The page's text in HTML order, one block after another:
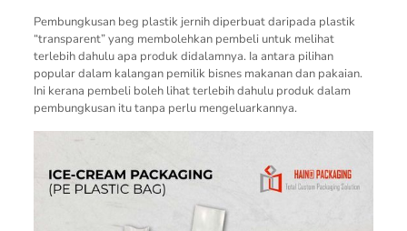
Pembungkusan beg plastik jernih diperbuat daripada plastik
“transparent” yang membolehkan pembeli untuk melihat
terlebih dahulu apa produk didalamnya. Ia antara pilihan
popular dalam kalangan pemilik bisnes makanan dan pakaian.
Ini kerana pembeli boleh lihat terlebih dahulu produk dalam
pembungkusan itu tanpa perlu mengeluarkannya.